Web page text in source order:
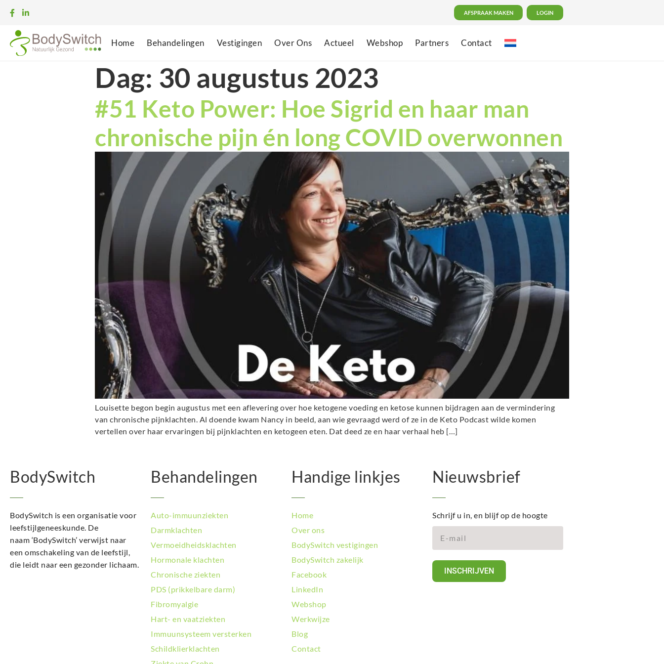
AFSPRAAK MAKEN LOGIN
Home Behandelingen Vestigingen Over Ons Actueel Webshop Partners Contact
Dag: 30 augustus 2023
#51 Keto Power: Hoe Sigrid en haar man
chronische pijn én long COVID overwonnen
Louisette begon begin augustus met een aflevering over hoe ketogene voeding en ketose kunnen bijdragen aan de vermindering
van chronische pijnklachten. Al doende kwam Nancy in beeld, aan wie gevraagd werd of ze in de Keto Podcast wilde komen
vertellen over haar ervaringen bij pijnklachten en ketogeen eten. Dat deed ze en haar verhaal heb […]
BodySwitch
BodySwitch is een organisatie voor
leefstijlgeneeskunde. De
naam ‘BodySwitch’ verwijst naar
een omschakeling van de leefstijl,
die leidt naar een gezonder lichaam.
Behandelingen
Auto-immuunziekten
Darmklachten
Vermoeidheidsklachten
Hormonale klachten
Chronische ziekten
PDS (prikkelbare darm)
Fibromyalgie
Hart- en vaatziekten
Immuunsysteem versterken
Schildklierklachten
Handige linkjes
Home
Over ons
BodySwitch vestigingen
BodySwitch zakelijk
Facebook
LinkedIn
Webshop
Werkwijze
Blog
Contact
Nieuwsbrief
Schrijf u in, en blijf op de hoogte
INSCHRIJVEN